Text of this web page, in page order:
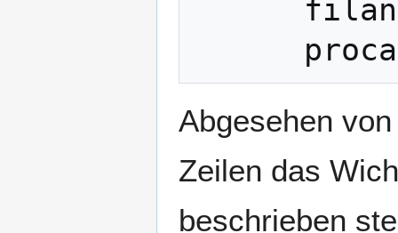
Abgesehen
Zeilen das
beschrieben